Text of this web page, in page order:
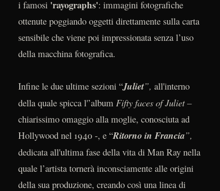
i famosi 'rayographs': immagini fotografiche
ottenute poggiando oggetti direttamente sulla carta
sensibile che viene poi impressionata senza l’uso
della macchina fotografica.
Infine le due ultime sezioni “Juliet”, all'interno
della quale spicca l'’album Fifty faces of Juliet –
chiarissimo omaggio alla moglie, conosciuta ad
Hollywood nel 1940 -, e “Ritorno in Francia”,
dedicata all'ultima fase della vita di Man Ray nella
quale l’artista tornerà inconsciamente alle origini
della sua produzione, creando così una linea di